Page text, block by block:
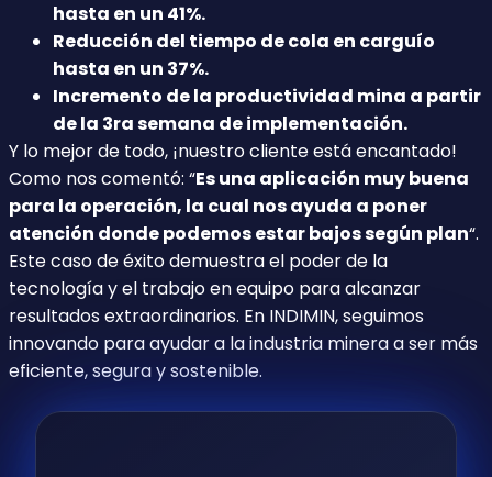
hasta en un 41%.
Reducción del tiempo de cola en carguío
hasta en un 37%.
Incremento de la productividad mina a partir
de la 3ra semana de implementación.
Y lo mejor de todo, ¡nuestro cliente está encantado!
Como nos comentó: “Es una aplicación muy buena
para la operación, la cual nos ayuda a poner
atención donde podemos estar bajos según plan“.
Este caso de éxito demuestra el poder de la
tecnología y el trabajo en equipo para alcanzar
resultados extraordinarios. En INDIMIN, seguimos
innovando para ayudar a la industria minera a ser más
eficiente, segura y sostenible.